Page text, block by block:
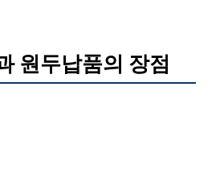
원두납품의 장점